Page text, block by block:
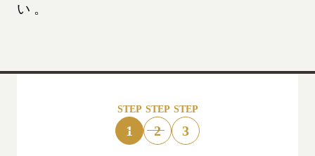
脱毛プラン・料金
い 。
STEP
1
STEP
2
STEP
3